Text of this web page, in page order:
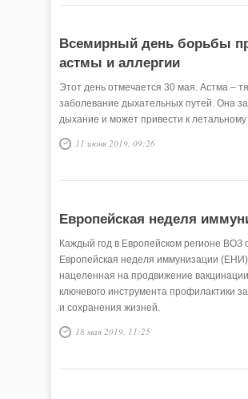
Всемирный день борьбы
астмы и аллергии
Этот день отмечается 30 мая. Астма –
заболевание дыхательных путей. Она
дыхание и может привести к летальному
11 июня 2019, 09:26
Европейская неделя
Каждый год в Европейском регионе ВОЗ
Европейская неделя иммунизации
нацеленная на продвижение вакцинации
ключевого инструмента профилактики
и сохранения жизней.
18 мая 2019, 11:25